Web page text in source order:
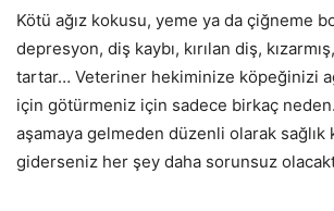
Kötü ağız kokusu, yeme ya da çiğneme
depresyon, diş kaybı, kırılan diş,
tartar… Veteriner hekiminize köpeğinizi
için götürmeniz için sadece birkaç
aşamaya gelmeden düzenli olarak
giderseniz her şey daha sorunsuz